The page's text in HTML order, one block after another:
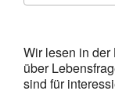
Wir lesen in der
über
sind für